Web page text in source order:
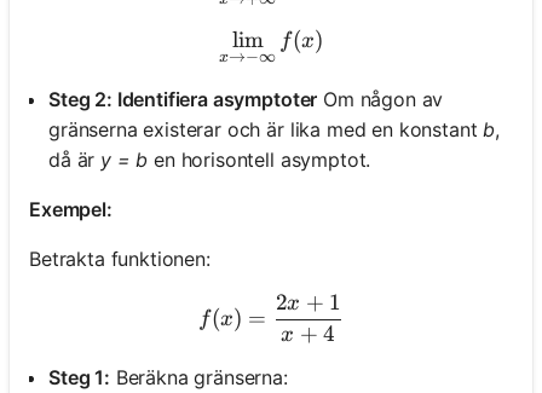
\lim_{x \to -\infty} f(x)
x→−∞
lim f(x)
Steg 2: Identifiera asymptoter Om någon av
gränserna existerar och är lika med en konstantb,
då är y = b en horisontell asymptot.
Exempel:
Betrakta funktionen:
f(x) = \frac{2x + 1}{x +
f(x) =
x + 4
2x + 1
Steg 1: Beräkna gränserna: